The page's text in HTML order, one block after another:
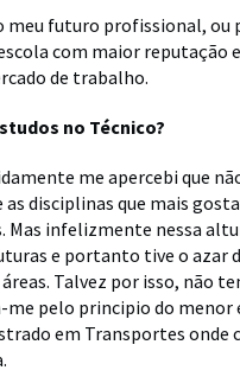
meu futuro profissional, ou
com maior reputação
de trabalho.
no Técnico?
me apercebi que
disciplinas que mais
infelizmente nessa
e portanto tive o azar
Talvez por isso, não
pelo principio do menor
em Transportes onde